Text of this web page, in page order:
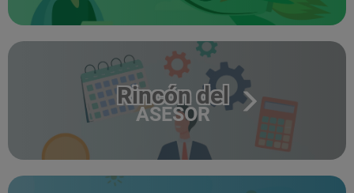
Rincón del
ASESOR